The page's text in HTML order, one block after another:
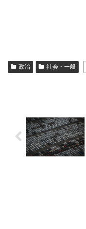
政治 社会・一般